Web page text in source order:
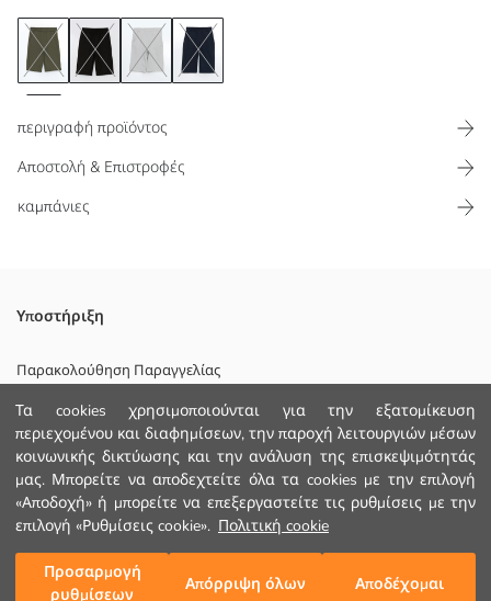
Τα cookies χρησιμοποιούνται για την εξατομίκευση
περιεχομένου και διαφημίσεων, την παροχή λειτουργιών μέσων
κοινωνικής δικτύωσης και την ανάλυση της επισκεψιμότητάς
μας. Μπορείτε να αποδεχτείτε όλα τα cookies με την επιλογή
«Αποδοχή» ή μπορείτε να επεξεργαστείτε τις ρυθμίσεις με την
επιλογή «Ρυθμίσεις cookie». Πολιτική cookie
Προσαρμογή
ρυθμίσεων
Απόρριψη όλων Αποδέχομαι
Προσθήκη στο καλάθι
περιγραφή προϊόντος
Αποστολή & Επιστροφές
καμπάνιες
Σορτς για αγόρια με ελαστική μέση και δύο τσέπες,
κατασκευασμένο από ύφασμα 2 νημάτων με υψηλή περιεκτικότητα
Χώρα προέλευσης:
Πωλητής:
Υπο-μάρκα:
Φύλο:
Εφαρμογή:
Ύφασμα:
Χοντρό:
Υποστήριξη
Παρακολούθηση Παραγγελίας
Φόρμα Επικοινωνίας
+30 2102201080
ΒΟΗΘΕΙΑ
Συχνές Ερωτήσεις (FAQ)